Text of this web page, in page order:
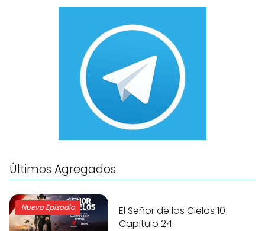
Últimos Agregados
Nuevo Episodio
El Señor de los Cielos 10
Capitulo 24